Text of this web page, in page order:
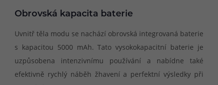
Obrovská kapacita baterie
Uvnitř těla modu se nachází obrovská integrovaná baterie
s kapacitou 5000 mAh. Tato vysokokapacitní baterie je
uzpůsobena intenzivnímu používání a nabídne také
efektivně rychlý náběh žhavení a perfektní výsledky při